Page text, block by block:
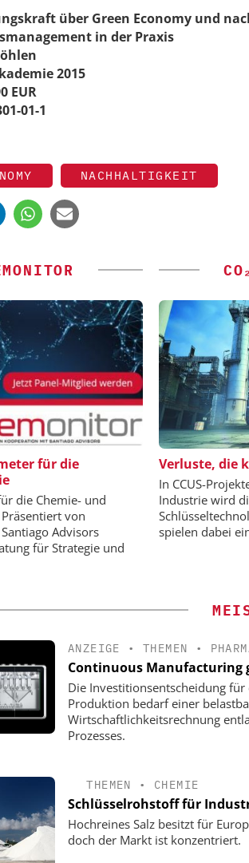
über Green Economy und
in der Praxis
2015
EUR
01-1
NACHHALTIGKEIT
für die
die Chemie- und
von
Advisors
für Strategie und
Verluste, die
In CCUS-
Industrie wird
spielen dabei
WILHELM SCHMIDT GMBH
vom Labor bis zur
Produktion
ANZEIGE •THEMEN •
Continuous Manufacturing
Die Investitionsentscheidung
Produktion bedarf einer
Wirtschaftlichkeitsrechnung
Prozesses.
THEMEN • CHEMIE
Schlüsselrohstoff für
Hochreines Salz besitzt für
doch der Markt ist konzentriert.